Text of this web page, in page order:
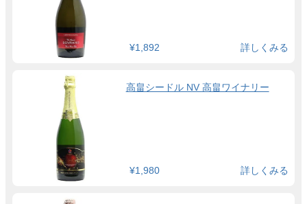
¥1,892 詳しくみる
高畠シードル NV 高畠ワイナリー
¥1,980 詳しくみる